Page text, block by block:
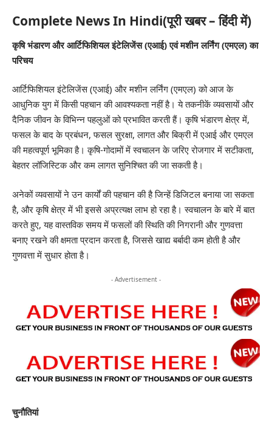
Complete News In Hindi(पूरी खबर – हिंदी में)
कृषि भंडारण और आर्टिफिशियल इंटेलिजेंस (एआई) एवं मशीन लर्निंग (एमएल) का
परिचय
आर्टिफिशियल इंटेलिजेंस (एआई) और मशीन लर्निंग (एमएल) को आज के
आधुनिक युग में किसी पहचान की आवश्यकता नहीं है। ये तकनीकें व्यवसायों और
दैनिक जीवन के विभिन्न पहलुओं को प्रभावित करती हैं। कृषि भंडारण क्षेत्र में,
फसल के बाद के प्रबंधन, फसल सुरक्षा, लागत और बिक्री में एआई और एमएल
की महत्वपूर्ण भूमिका है। कृषि-गोदामों में स्वचालन के जरिए रोजगार में सटीकता,
बेहतर लॉजिस्टिक और कम लागत सुनिश्चित की जा सकती है।
अनेकों व्यवसायों ने उन कार्यों की पहचान की है जिन्हें डिजिटल बनाया जा सकता
है, और कृषि क्षेत्र में भी इससे अप्रत्यक्ष लाभ हो रहा है। स्वचालन के बारे में बात
करते हुए, यह वास्तविक समय में फसलों की स्थिति की निगरानी और गुणवत्ता
बनाए रखने की क्षमता प्रदान करता है, जिससे खाद्य बर्बादी कम होती है और
गुणवत्ता में सुधार होता है।
- Advertisement -
चुनौतियां